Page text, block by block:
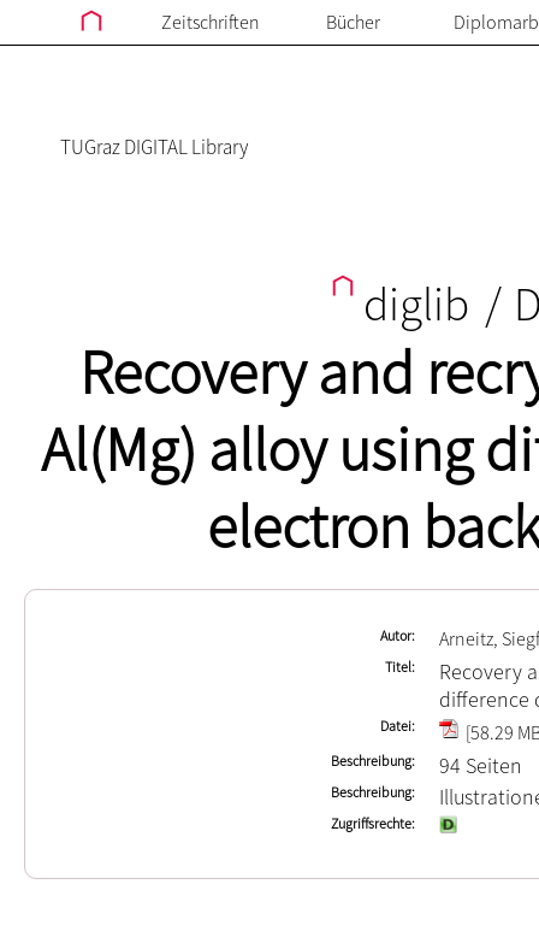
Zeitschriften Bücher
TUGraz DIGITAL Library
diglib /
Recovery and
Al(Mg) alloy using
electron
Autor Arneitz,
Titel
Recovery
difference
Datei [58.29
Beschreibung 94 Seiten
Beschreibung
Zugriffsrechte